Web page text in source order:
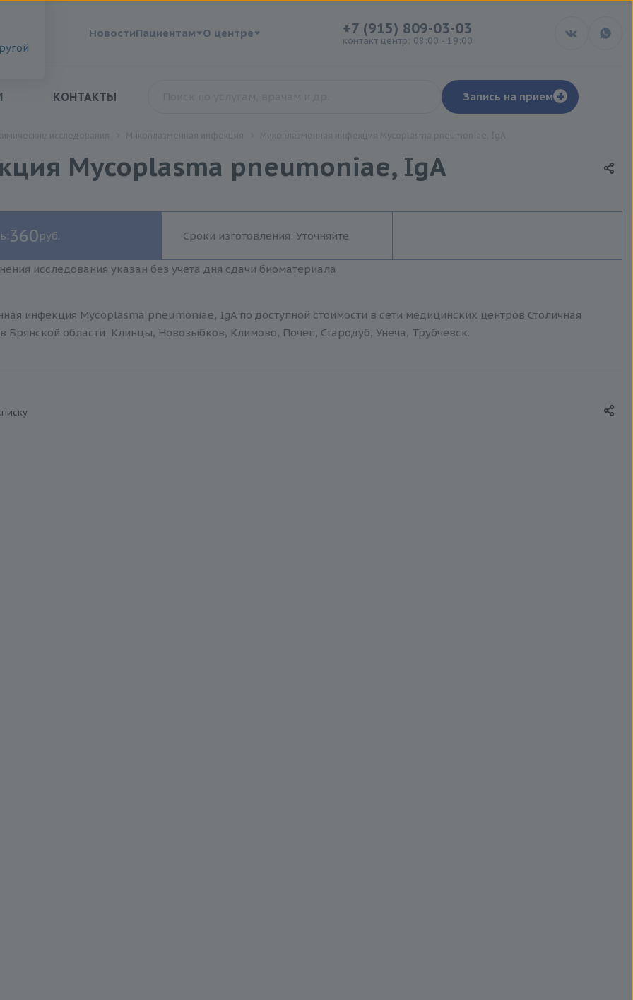
НовостиПациентам О центре +7 (915) 809-03-03
контакт центр: 08:00 - 19:00
КОНТАКТЫ Запись на прием +
Mycoplasma pneumoniae, IgA
360руб. Сроки изготовления: Уточняйте
исследования указан без учета дня сдачи биоматериала
инфекция Mycoplasma pneumoniae, IgA по доступной стоимости в сети медицинских центров Столичная
Брянской области: Клинцы, Новозыбков, Климово, Почеп, Стародуб, Унеча, Трубчевск.